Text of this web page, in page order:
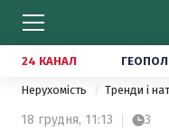
24 КАНАЛ
Нерухомість Тренди і
18 грудня, 11:13 3